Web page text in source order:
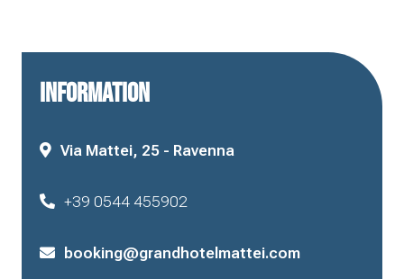
INFORMATION
Via Mattei, 25 - Ravenna
+39 0544 455902
booking@grandhotelmattei.com